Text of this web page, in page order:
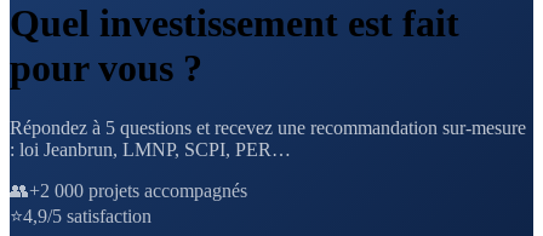
Quel investissement est fait
pour vous ?
Répondez à 5 questions et recevez une recommandation sur-mesure
: loi Jeanbrun, LMNP, SCPI, PER…
👥+2 000 projets accompagnés
⭐4,9/5 satisfaction